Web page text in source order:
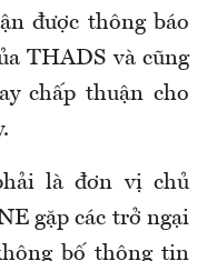
được thông báo
THADS và cũng
chấp thuận cho
là đơn vị chủ
gặp các trở ngại
bố thông tin